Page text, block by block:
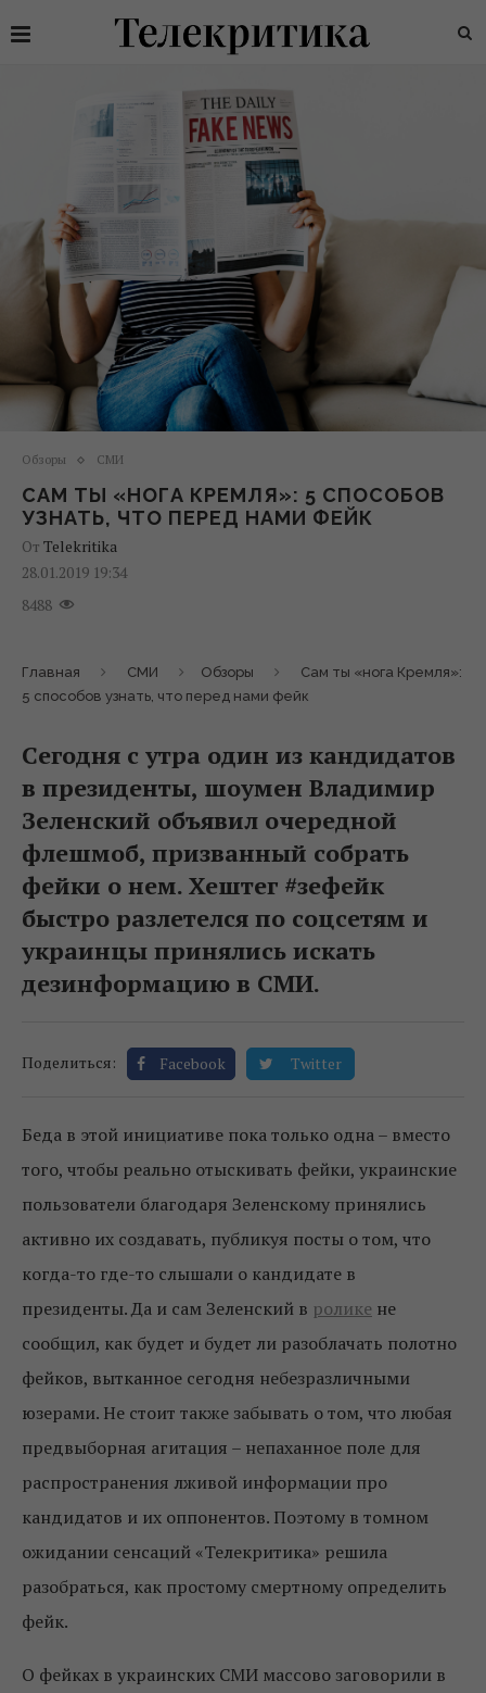
Обзоры СМИ
САМ ТЫ «НОГА КРЕМЛЯ»: 5 СПОСОБОВ
УЗНАТЬ, ЧТО ПЕРЕД НАМИ ФЕЙК
От Telekritika
28.01.2019 19:34
8488
Главная СМИ Обзоры
Сам ты «нога Кремля»:
5 способов узнать, что перед нами фейк
Сегодня с утра один из кандидатов
в президенты, шоумен Владимир
Зеленский объявил очередной
флешмоб, призванный собрать
фейки о нем. Хештег #зефейк
быстро разлетелся по соцсетям и
украинцы принялись искать
дезинформацию в СМИ.
Поделиться: Facebook Twitter
Беда в этой инициативе пока только одна – вместо
того, чтобы реально отыскивать фейки, украинские
пользователи благодаря Зеленскому принялись
активно их создавать, публикуя посты о том, что
когда-то где-то слышали о кандидате в
президенты. Да и сам Зеленский в ролике не
сообщил, как будет и будет ли разоблачать полотно
фейков, вытканное сегодня небезразличными
юзерами. Не стоит также забывать о том, что любая
предвыборная агитация – непаханное поле для
распространения лживой информации про
кандидатов и их оппонентов. Поэтому в томном
ожидании сенсаций «Телекритика» решила
разобраться, как простому смертному определить
фейк.
О фейках в украинских СМИ массово заговорили в